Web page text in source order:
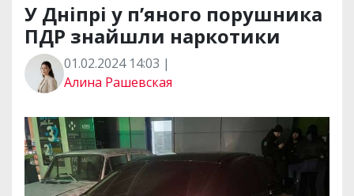
У Дніпрі у п’яного порушника
ПДР знайшли наркотики
01.02.2024 14:03 |
Алина Рашевская